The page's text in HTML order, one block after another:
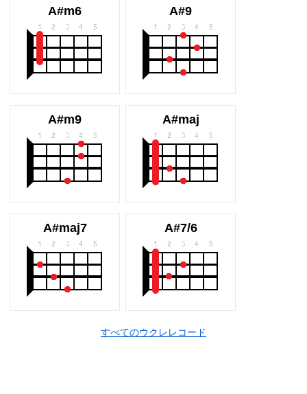
A#m6 A#9
A#m9 A#maj
A#maj7 A#7/6
すべてのウクレレコード